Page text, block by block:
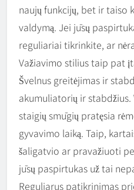
naujų funkcijų, bet ir taiso
valdymą. Jei jūsų
reguliariai tikrinkite, ar
Važiavimo stilius taip pat
Švelnus greitėjimas ir
akumuliatorių ir
staigių smūgių pratęsia
gyvavimo laiką. Taip,
šaligatvio ar pravažiuoti
jūsų paspirtukas už tai
Reguliarus patikrinimas